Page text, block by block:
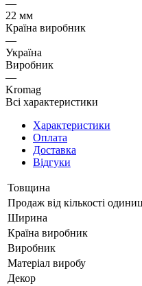
—
22 мм
Країна виробник
—
Україна
Виробник
—
Kromag
Всі характеристики
Характеристики
Оплата
Доставка
Відгуки
Товщина
Продаж від кількості
Ширина
Країна виробник
Виробник
Матеріал виробу
Декор